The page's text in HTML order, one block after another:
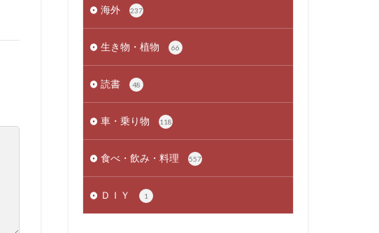
海外 237
生き物・植物 66
読書 48
車・乗り物 118
食べ・飲み・料理 557
ＤＩＹ 1